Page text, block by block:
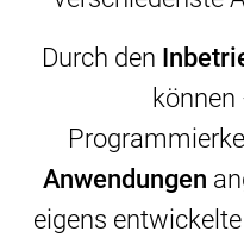
Durch den
Anwendungen
eigens